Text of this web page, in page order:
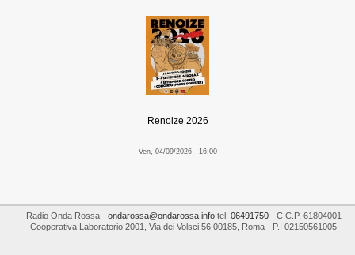
Renoize 2026
Ven, 04/09/2026 - 16:00
Radio Onda Rossa- ondarossa@ondarossa.infotel. 06491750- C.C.P. 61804001
Cooperativa Laboratorio 2001
Via dei Volsci 56 00185 Roma - P.I 02150561005